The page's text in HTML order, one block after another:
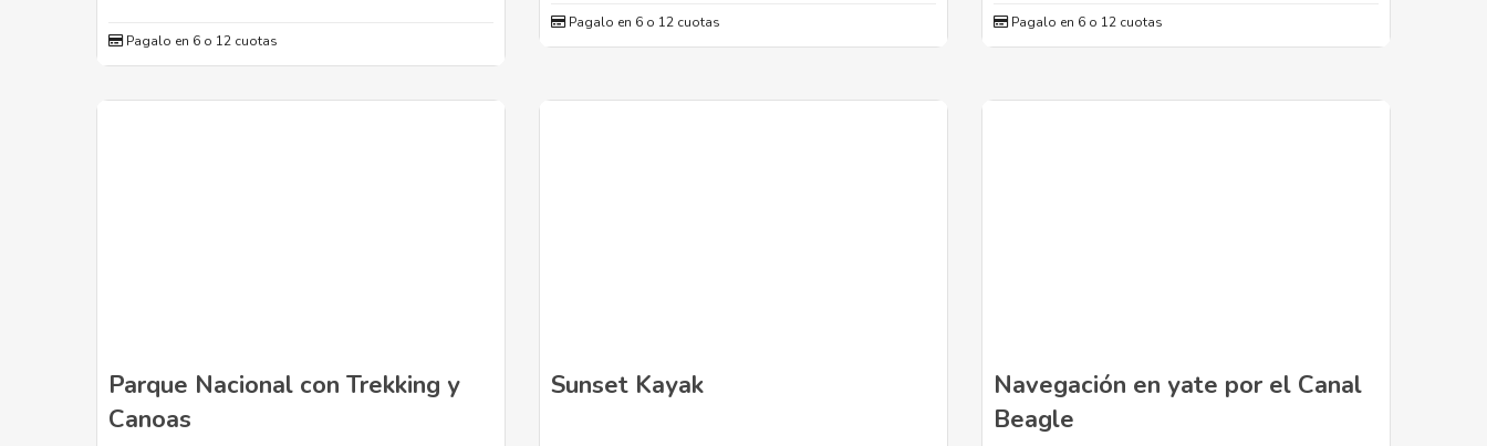
Pagalo en 6 o 12 cuotas
Pagalo en 6 o 12 cuotas Pagalo en 6 o 12 cuotas
Parque Nacional con Trekking y
Canoas
Sunset Kayak
Navegación en yate por el Canal
Beagle